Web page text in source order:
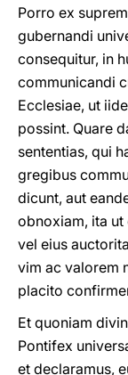
Porro ex
gubernandi
consequitur, in
communicandi
Ecclesiae, ut
possint. Quare
sententias, qui
gregibus
dicunt, aut
obnoxiam, ita
vel eius
vim ac valorem
placito
Et quoniam
Pontifex
et declaramus,